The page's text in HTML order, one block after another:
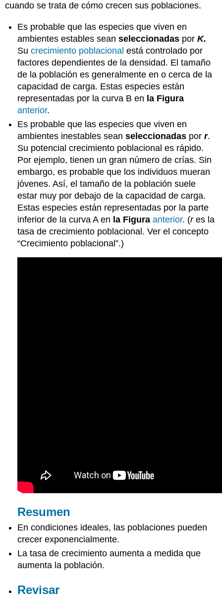
cuando se trata de cómo crecen sus poblaciones.
Es probable que las especies que viven en
ambientes estables seanseleccionadas porK.
Sucrecimiento poblacional está controlado por
factores dependientes de la densidad. El tamaño
de la población es generalmente en o cerca de la
capacidad de carga. Estas especies están
representadas por la curva B en la Figura
anterior.
Es probable que las especies que viven en
ambientes inestables seanseleccionadas porr.
Su potencial crecimiento poblacional es rápido.
Por ejemplo, tienen un gran número de crías. Sin
embargo, es probable que los individuos mueran
jóvenes. Así, el tamaño de la población suele
estar muy por debajo de la capacidad de carga.
Estas especies están representadas por la parte
inferior de la curva A en la Figura anterior. (res la
tasa de crecimiento poblacional. Ver el concepto
“Crecimiento poblacional”.)
Resumen
En condiciones ideales, las poblaciones pueden
crecer exponencialmente.
La tasa de crecimiento aumenta a medida que
aumenta la población.
Revisar